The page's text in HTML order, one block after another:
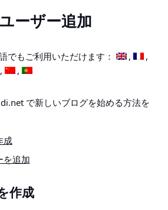
ーザー追加
でもご利用いただけます：
で新しいブログを始める方法を
成
を追加
作成